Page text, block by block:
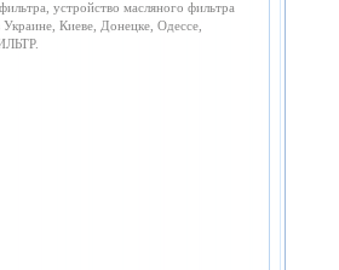
устройство масляного фильтра
Украине, Киеве, Донецке, Одессе,